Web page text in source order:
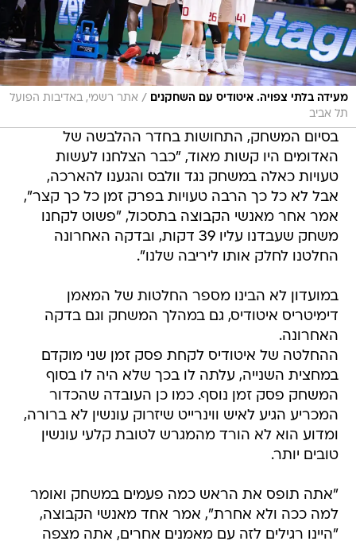
מעידה בלתי צפויה. איטודיס עם השחקנים / אתר רשמי, באדיבות הפועל
תל אביב
בסיום המשחק, התחושות בחדר ההלבשה של
האדומים היו קשות מאוד, "כבר הצלחנו לעשות
טעויות כאלה במשחק נגד וולבס והגענו להארכה,
אבל לא כל כך הרבה טעויות בפרק זמן כל כך קצר",
אמר אחר מאנשי הקבוצה בתסכול, "פשוט לקחנו
משחק שעבדנו עליו 39 דקות, ובדקה האחרונה
החלטנו לחלק אותו ליריבה שלנו".
במועדון לא הבינו מספר החלטות של המאמן
דימיטריס איטודיס, גם במהלך המשחק וגם בדקה
האחרונה.
ההחלטה של איטודיס לקחת פסק זמן שני מוקדם
במחצית השנייה, עלתה לו בכך שלא היה לו בסוף
המשחק פסק זמן נוסף. כמו כן העובדה שהכדור
המכריע הגיע לאיש ווינרייט שיזרוק עונשין לא ברורה,
ומדוע הוא לא הורד מהמגרש לטובת קלעי עונשין
טובים יותר.
"אתה תופס את הראש כמה פעמים במשחק ואומר
למה ככה ולא אחרת", אמר אחד מאנשי הקבוצה,
"היינו רגילים לזה עם מאמנים אחרים, אתה מצפה